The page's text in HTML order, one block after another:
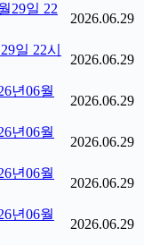
29일 22
2026.06.29
일 22시
2026.06.29
년06월
2026.06.29
년06월
2026.06.29
년06월
2026.06.29
년06월
2026.06.29